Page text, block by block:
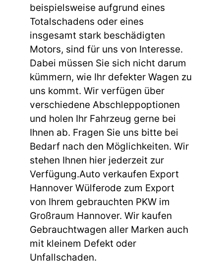
beispielsweise aufgrund eines
Totalschadens oder eines
insgesamt stark beschädigten
Motors, sind für uns von Interesse.
Dabei müssen Sie sich nicht darum
kümmern, wie Ihr defekter Wagen zu
uns kommt. Wir verfügen über
verschiedene Abschleppoptionen
und holen Ihr Fahrzeug gerne bei
Ihnen ab. Fragen Sie uns bitte bei
Bedarf nach den Möglichkeiten. Wir
stehen Ihnen hier jederzeit zur
Verfügung.Auto verkaufen Export
Hannover Wülferode zum Export
von Ihrem gebrauchten PKW im
Großraum Hannover. Wir kaufen
Gebrauchtwagen aller Marken auch
mit kleinem Defekt oder
Unfallschaden.